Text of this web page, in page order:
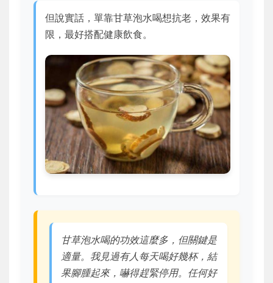
但說實話，單靠甘草泡水喝想抗老，效果有
限，最好搭配健康飲食。
甘草泡水喝的功效這麼多，但關鍵是
適量。我見過有人每天喝好幾杯，結
果腳腫起來，嚇得趕緊停用。任何好